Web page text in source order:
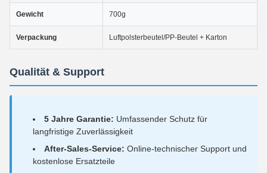
Gewicht 700g
Verpackung Luftpolsterbeutel/PP-Beutel + Karton
Qualität & Support
5 Jahre Garantie: Umfassender Schutz für
langfristige Zuverlässigkeit
After-Sales-Service: Online-technischer Support und
kostenlose Ersatzteile